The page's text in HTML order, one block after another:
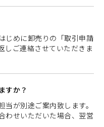
じめに卸売りの「取引申請
しご連絡させていただきま
すか？
が別途ご案内致します。
わせいただいた場合、翌営